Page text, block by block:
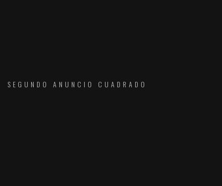
SEGUNDO ANUNCIO CUADRADO